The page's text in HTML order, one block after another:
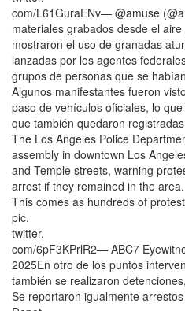
com/L61GuraENv— @amuse
materiales grabados desde el
mostraron el uso de granadas
lanzadas por los agentes
grupos de personas que se
Algunos manifestantes fueron
paso de vehículos oficiales, lo
que también quedaron
The Los Angeles Police
assembly in downtown Los
and Temple streets, warning
arrest if they remained in the area.
This comes as hundreds of
pic.
twitter.
com/6pF3KPrlR2— ABC7
2025En otro de los puntos
también se realizaron
Se reportaron igualmente